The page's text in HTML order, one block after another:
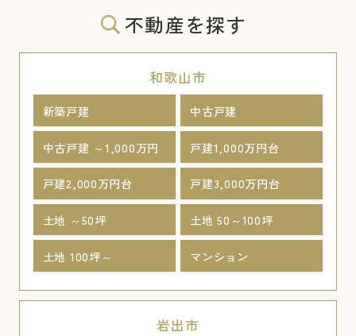
不動産を探す
和歌山市
新築戸建 中古戸建
中古戸建 ～1,000万円 戸建1,000万円台
戸建2,000万円台 戸建3,000万円台
土地 ～50坪 土地 50～100坪
土地 100坪～ マンション
岩出市